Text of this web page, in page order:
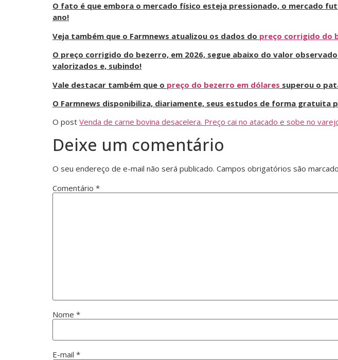
O fato é que embora o mercado físico esteja pressionado, o mercado
ano!
Veja também que o Farmnews atualizou os dados do preço corrigido do
O preço corrigido do bezerro, em 2026, segue abaixo do valor
valorizados e, subindo!
Vale destacar também que o preço do bezerro em dólares superou o
O Farmnews disponibiliza, diariamente, seus estudos de forma gratuita
O post Venda de carne bovina desacelera. Preço cai no atacado e sobe no
Deixe um comentário
O seu endereço de e-mail não será publicado. Campos obrigatórios são
Comentário *
Nome *
E-mail *